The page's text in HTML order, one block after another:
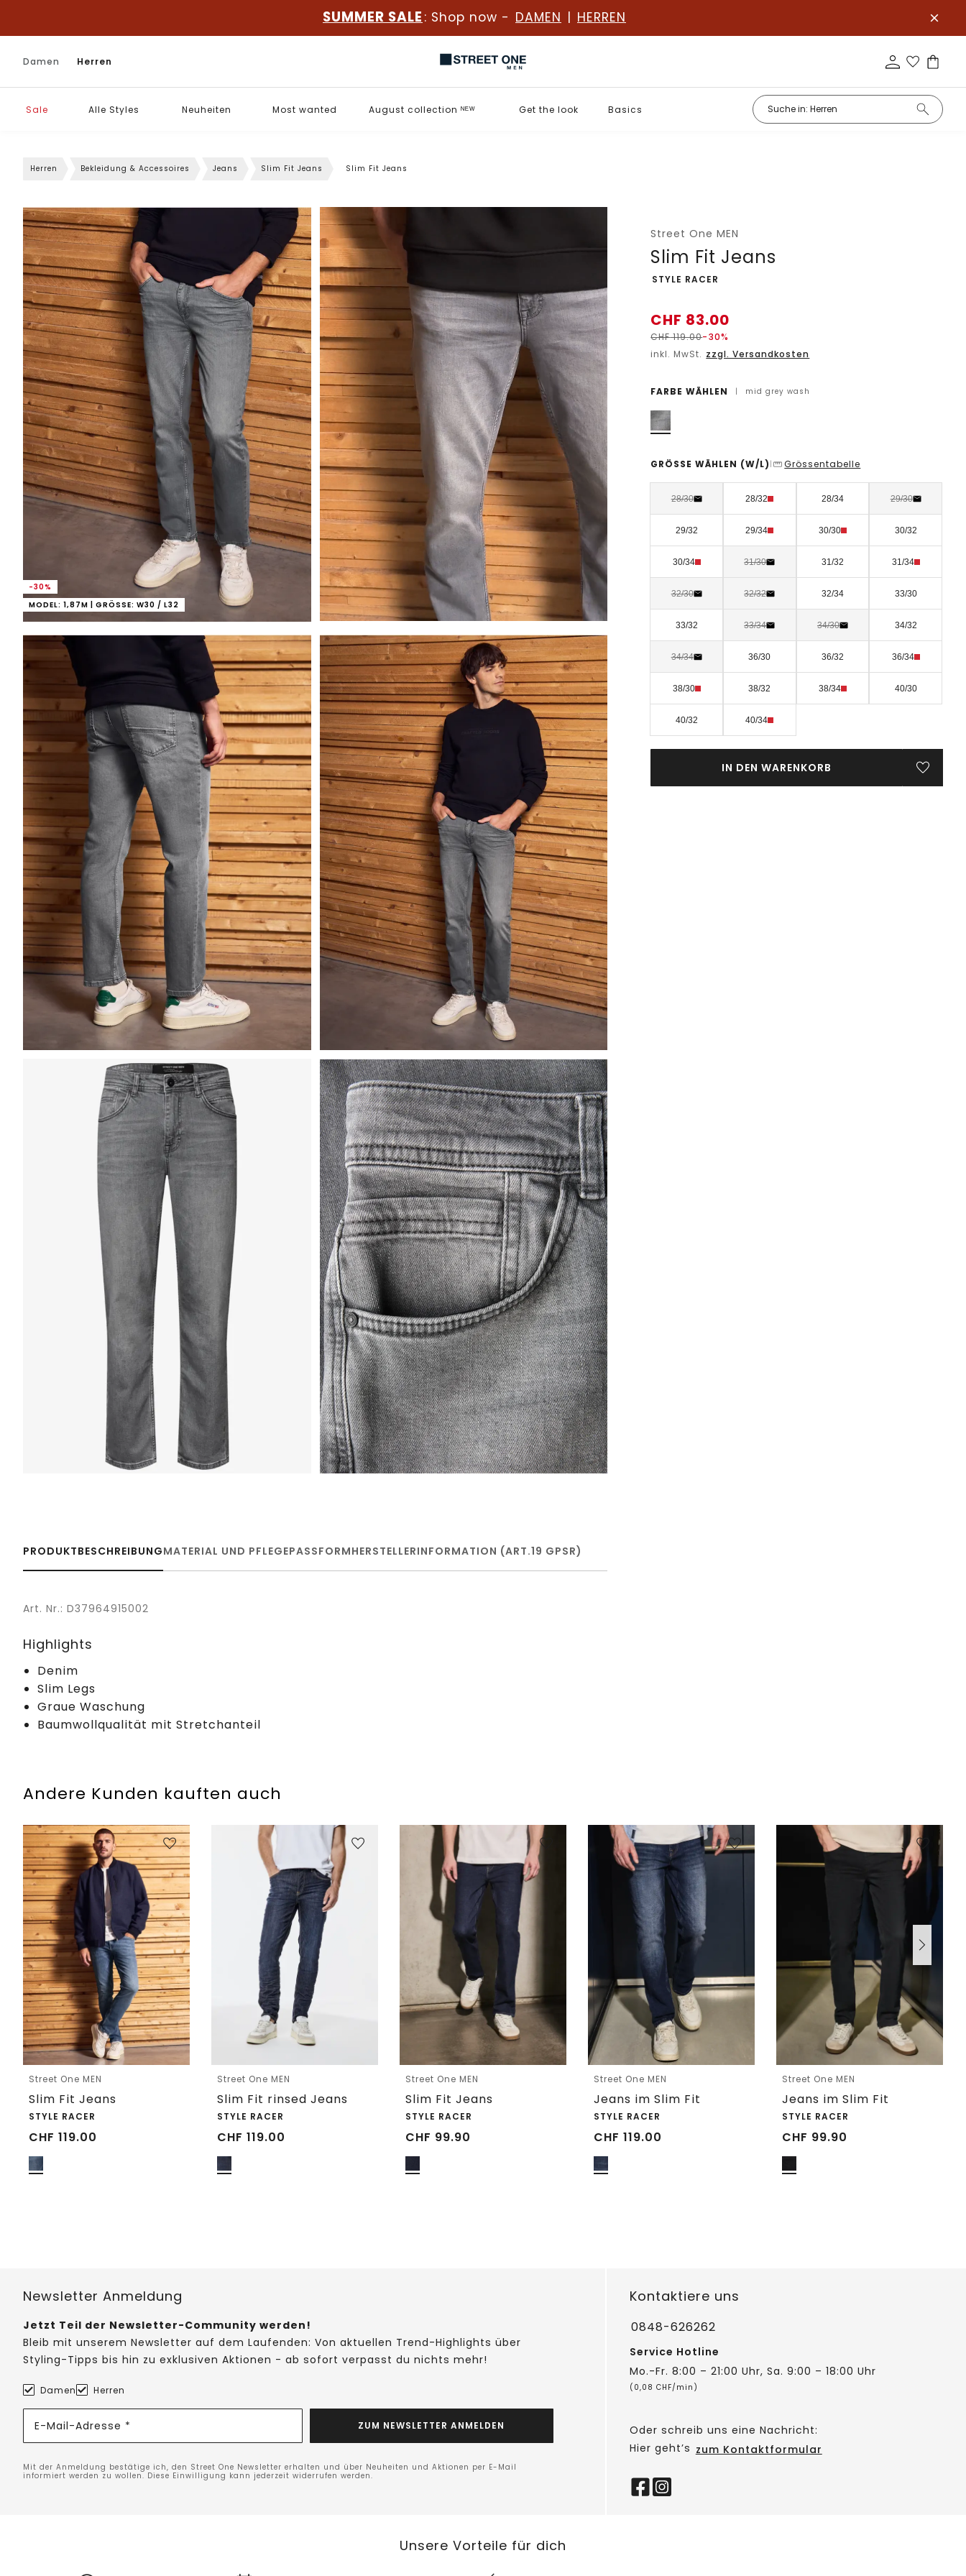
SUMMER SALE : Shop now - DAMEN | HERREN
Damen Herren
Sale Alle Styles Neuheiten Most wanted August collection ᴺᴱᵂ Get the look Basics
Herren Bekleidung & Accessoires Jeans Slim Fit Jeans Slim Fit Jeans
-30%
MODEL: 1,87M | GRÖSSE: W30 / L32
Street One MEN
Slim Fit Jeans
-
STYLE RACER
CHF 83.00
CHF119.00-30%
inkl. MwSt. zzgl. Versandkosten
FARBE WÄHLEN | mid grey wash
GRÖSSE WÄHLEN (W/L) | Grössentabelle
28/30 28/32 28/34 29/30
29/32 29/34 30/30 30/32
30/34 31/30 31/32 31/34
32/30 32/32 32/34 33/30
33/32 33/34 34/30 34/32
34/34 36/30 36/32 36/34
38/30 38/32 38/34 40/30
40/32 40/34
IN DEN WARENKORB
PRODUKTBESCHREIBUNGMATERIAL UND PFLEGEPASSFORMHERSTELLERINFORMATION (ART.19 GPSR)
Art. Nr.: D37964915002
Highlights
Denim
Slim Legs
Graue Waschung
Baumwollqualität mit Stretchanteil
Andere Kunden kauften auch
Street One MEN
Slim Fit Jeans
STYLE RACER
CHF 119.00
Street One MEN
Slim Fit rinsed Jeans
STYLE RACER
CHF 119.00
Street One MEN
Slim Fit Jeans
STYLE RACER
CHF 99.90
Street One MEN
Jeans im Slim Fit
STYLE RACER
CHF 119.00
Street One MEN
Jeans im Slim Fit
STYLE RACER
CHF 99.90
Newsletter Anmeldung
Jetzt Teil der Newsletter-Community werden!
Bleib mit unserem Newsletter auf dem Laufenden: Von aktuellen Trend-Highlights über
Styling-Tipps bis hin zu exklusiven Aktionen - ab sofort verpasst du nichts mehr!
Damen Herren
E-Mail-Adresse * ZUM NEWSLETTER ANMELDEN
Mit der Anmeldung bestätige ich, den Street One Newsletter erhalten und über Neuheiten und Aktionen per E-Mail
informiert werden zu wollen. Diese Einwilligung kann jederzeit widerrufen werden.
Kontaktiere uns
0848-626262
Service Hotline
Mo.-Fr. 8:00 – 21:00 Uhr, Sa. 9:00 – 18:00 Uhr
(0,08 CHF/min)
Oder schreib uns eine Nachricht:
Hier geht’s zum Kontaktformular
Unsere Vorteile für dich